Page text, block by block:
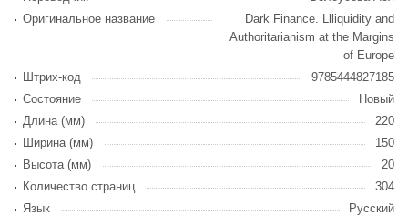
Оригинальное название
Dark Finance. Llliquidity and
Authoritarianism at the Margins
of Europe
Штрих-код
9785444827185
Состояние
Новый
Длина (мм)
220
Ширина (мм)
150
Высота (мм)
20
Количество страниц
304
Язык
Русский